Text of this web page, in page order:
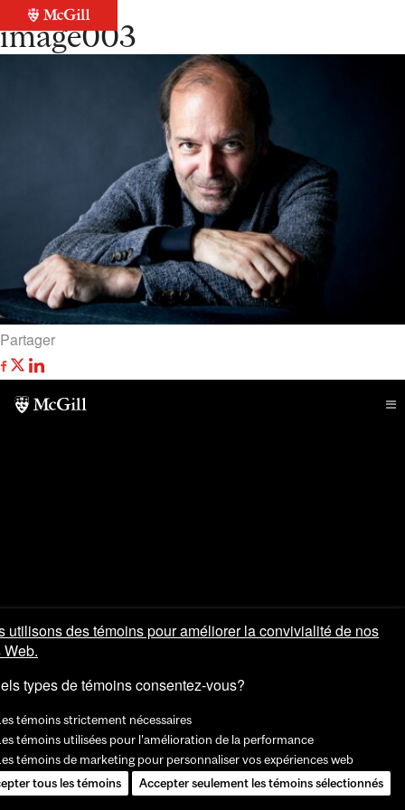
Retour à la liste
image003
Partager
utilisons des témoins pour améliorer la convivialité de nos
types de témoins consentez-vous?
témoins strictement nécessaires
témoins utilisées pour l'amélioration de la performance
témoins de marketing pour personnaliser vos expériences web
tous les témoins
Accepter seulement les témoins sélectionnés